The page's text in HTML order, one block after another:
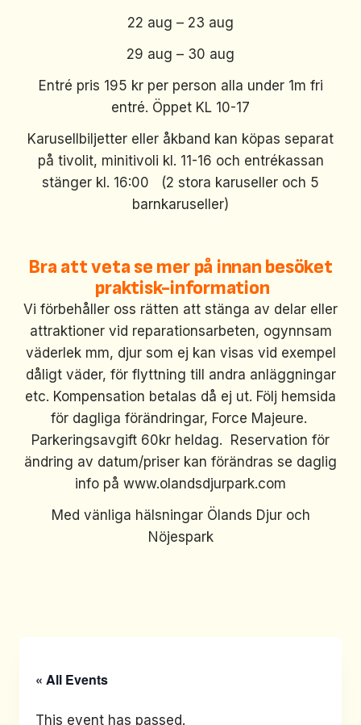
22 aug – 23 aug
29 aug – 30 aug
Entré pris 195 kr per person alla under 1m fri
entré. Öppet KL 10-17
Karusellbiljetter eller åkband kan köpas separat
på tivolit, minitivoli kl. 11-16 och entrékassan
stänger kl. 16:00 (2 stora karuseller och 5
barnkaruseller)
Bra att veta se mer på innan besöket
praktisk-information
Vi förbehåller oss rätten att stänga av delar eller
attraktioner vid reparationsarbeten, ogynnsam
väderlek mm, djur som ej kan visas vid exempel
dåligt väder, för flyttning till andra anläggningar
etc. Kompensation betalas då ej ut. Följ hemsida
för dagliga förändringar, Force Majeure.
Parkeringsavgift 60kr heldag. Reservation för
ändring av datum/priser kan förändras se daglig
info på www.olandsdjurpark.com
Med vänliga hälsningar Ölands Djur och
Nöjespark
« All Events
This event has passed.